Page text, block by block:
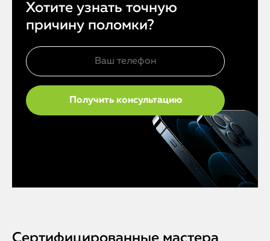
Хотите узнать точную
причину поломки?
Сертифицированные мастера